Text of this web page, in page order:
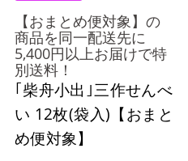
【おまとめ便対象】の
商品を同一配送先に
5,400円以上お届けで特
別送料！
｢柴舟小出｣三作せんべ
い 12枚(袋入)【おまと
め便対象】